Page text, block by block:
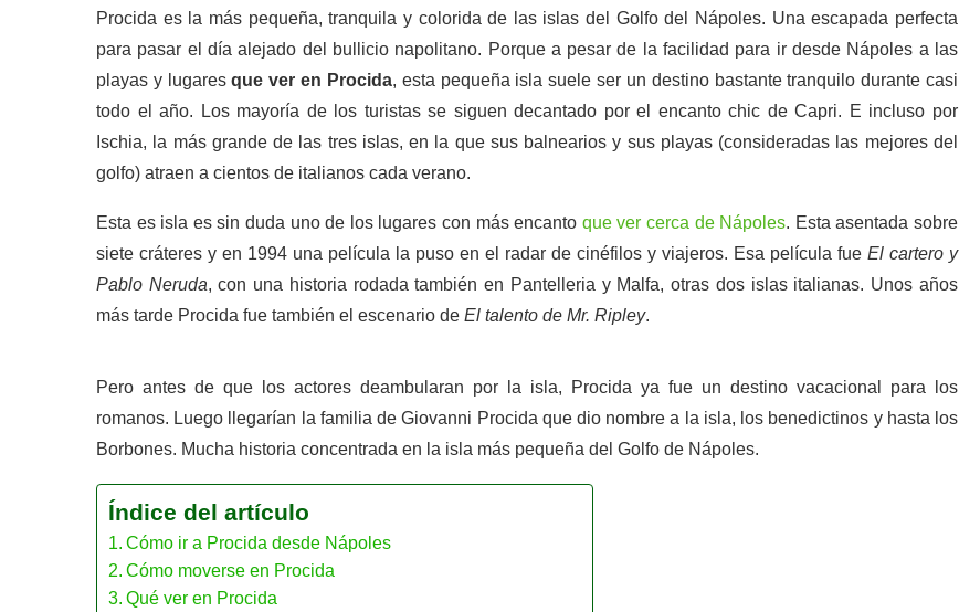
Procida es la más pequeña, tranquila y colorida de las islas del Golfo del Nápoles. Una escapada perfecta
para pasar el día alejado del bullicio napolitano. Porque a pesar de la facilidad para ir desde Nápoles a las
playas y lugaresque ver en Procida, esta pequeña isla suele ser un destino bastante tranquilo durante casi
todo el año. Los mayoría de los turistas se siguen decantado por el encanto chic de Capri. E incluso por
Ischia, la más grande de las tres islas, en la que sus balnearios y sus playas (consideradas las mejores del
golfo) atraen a cientos de italianos cada verano.
Esta es isla es sin duda uno de los lugares con más encanto que ver cerca de Nápoles. Esta asentada sobre
siete cráteres y en 1994 una película la puso en el radar de cinéfilos y viajeros. Esa película fue El cartero y
Pablo Neruda, con una historia rodada también en Pantelleria y Malfa, otras dos islas italianas. Unos años
más tarde Procida fue también el escenario de El talento de Mr. Ripley.
Pero antes de que los actores deambularan por la isla, Procida ya fue un destino vacacional para los
romanos. Luego llegarían la familia de Giovanni Procida que dio nombre a la isla, los benedictinos y hasta los
Borbones. Mucha historia concentrada en la isla más pequeña del Golfo de Nápoles.
Índice del artículo
Cómo ir a Procida desde Nápoles
Cómo moverse en Procida
Qué ver en Procida